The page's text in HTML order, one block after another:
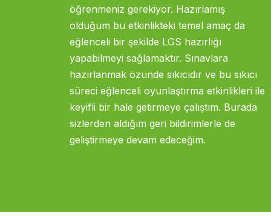
öğrenmeniz gerekiyor. Hazırlamış
olduğum bu etkinlikteki temel amaç da
eğlenceli bir şekilde LGS hazırlığı
yapabilmeyi sağlamaktır. Sınavlara
hazırlanmak özünde sıkıcıdır ve bu sıkıcı
süreci eğlenceli oyunlaştırma etkinlikleri ile
keyifli bir hale getirmeye çalıştım. Burada
sizlerden aldığım geri bildirimlerle de
geliştirmeye devam edeceğim.